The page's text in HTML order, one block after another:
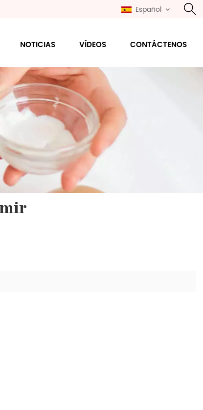
Español
NOTICIAS VÍDEOS CONTÁCTENOS